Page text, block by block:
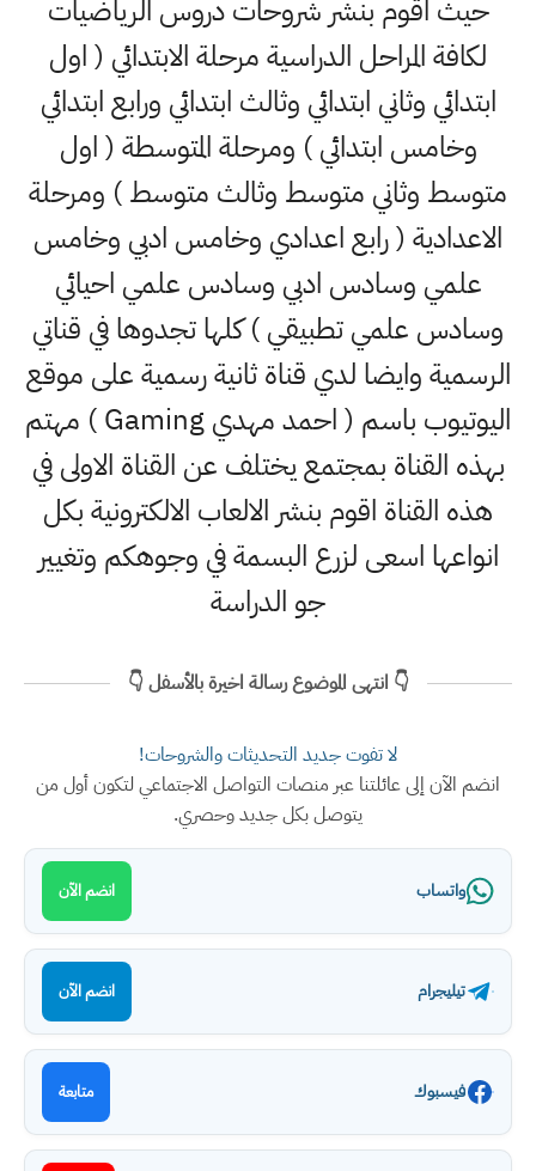
حيث اقوم بنشر شروحات دروس الرياضيات
لكافة المراحل الدراسية مرحلة الابتدائي ( اول
ابتدائي وثاني ابتدائي وثالث ابتدائي ورابع ابتدائي
وخامس ابتدائي ) ومرحلة المتوسطة ( اول
متوسط وثاني متوسط وثالث متوسط ) ومرحلة
الاعدادية ( رابع اعدادي وخامس ادبي وخامس
علمي وسادس ادبي وسادس علمي احيائي
وسادس علمي تطبيقي ) كلها تجدوها في قناتي
الرسمية وايضا لدي قناة ثانية رسمية على موقع
اليوتيوب باسم ( احمد مهدي Gaming ) مهتم
بهذه القناة بمجتمع يختلف عن القناة الاولى في
هذه القناة اقوم بنشر الالعاب الالكترونية بكل
انواعها اسعى لزرع البسمة في وجوهكم وتغيير
جو الدراسة
👇 انتهى الموضوع رسالة اخيرة بالأسفل 👇
لا تفوت جديد التحديثات والشروحات!
انضم الآن إلى عائلتنا عبر منصات التواصل الاجتماعي لتكون أول من
يتوصل بكل جديد وحصري.
واتساب انضم الآن
تيليجرام انضم الآن
فيسبوك متابعة